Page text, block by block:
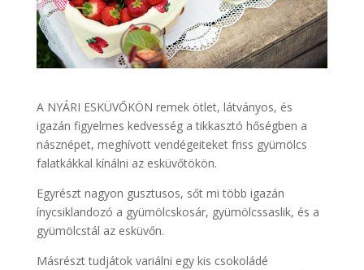
A NYÁRI ESKÜVŐKÖN remek ötlet, látványos, és
igazán figyelmes kedvesség a tikkasztó hőségben a
násznépet, meghívott vendégeiteket friss gyümölcs
falatkákkal kínálni az esküvőtökön.
Egyrészt nagyon gusztusos, sőt mi több igazán
ínycsiklandozó a gyümölcskosár, gyümölcssaslik, és a
gyümölcstál az esküvőn.
Másrészt tudjátok variálni egy kis csokoládé